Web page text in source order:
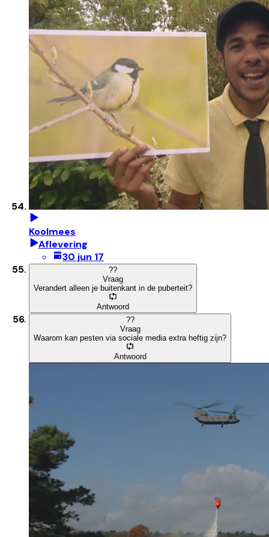
Koolmees
Aflevering
30 jun 17
??
Vraag
Verandert alleen je buitenkant in de puberteit?
Antwoord
??
Vraag
Waarom kan pesten via sociale media extra heftig zijn?
Antwoord